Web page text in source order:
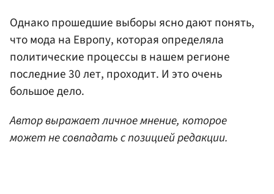
Однако прошедшие выборы ясно дают понять,
что мода на Европу, которая определяла
политические процессы в нашем регионе
последние 30 лет, проходит. И это очень
большое дело.
Автор выражает личное мнение, которое
может не совпадать с позицией редакции.